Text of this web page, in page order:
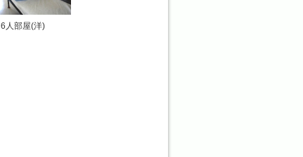
6人部屋(洋)